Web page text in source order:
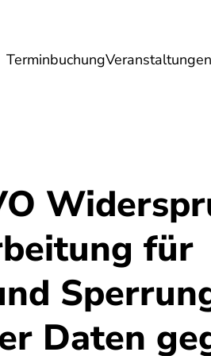
TerminbuchungVeranstaltungen
Energie
für
Daten